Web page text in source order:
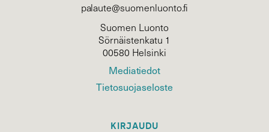
palaute@suomenluonto.fi
Suomen Luonto
Sörnäistenkatu 1
00580 Helsinki
Mediatiedot
Tietosuojaseloste
KIRJAUDU